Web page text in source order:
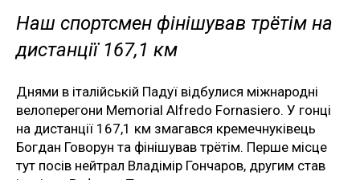
Наш спортсмен фінішував трётім на
дистанції 167,1 км
Днями в італійській Падуї відбулися міжнародні
велоперегони Memorial Alfredo Fornasiero. У гонці
на дистанції 167,1 км змагався кремечнуківець
Богдан Говорун та фінішував трётім. Перше місце
тут посів нейтрал Владімір Гончаров, другим став